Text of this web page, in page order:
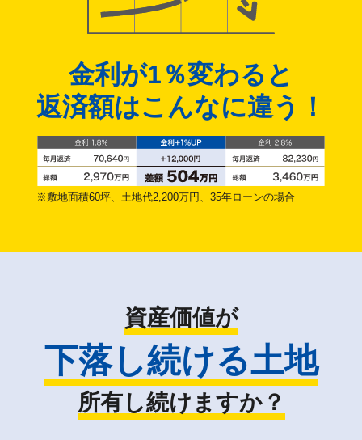
金利が1％変わると
返済額はこんなに違う！
※敷地面積60坪、土地代2,200万円、35年ローンの場合
資産価値が
下落し続ける土地
所有し続けますか？